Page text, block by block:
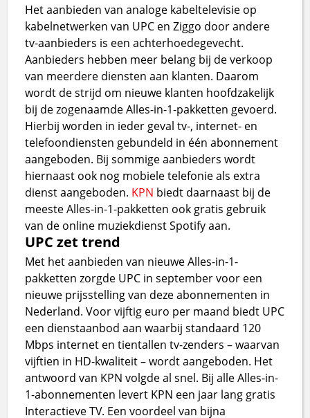
Het aanbieden van analoge kabeltelevisie op
kabelnetwerken van UPC en Ziggo door andere
tv-aanbieders is een achterhoedegevecht.
Aanbieders hebben meer belang bij de verkoop
van meerdere diensten aan klanten. Daarom
wordt de strijd om nieuwe klanten hoofdzakelijk
bij de zogenaamde Alles-in-1-pakketten gevoerd.
Hierbij worden in ieder geval tv-, internet- en
telefoondiensten gebundeld in één abonnement
aangeboden. Bij sommige aanbieders wordt
hiernaast ook nog mobiele telefonie als extra
dienst aangeboden. KPN biedt daarnaast bij de
meeste Alles-in-1-pakketten ook gratis gebruik
van de online muziekdienst Spotify aan.
UPC zet trend
Met het aanbieden van nieuwe Alles-in-1-
pakketten zorgde UPC in september voor een
nieuwe prijsstelling van deze abonnementen in
Nederland. Voor vijftig euro per maand biedt UPC
een dienstaanbod aan waarbij standaard 120
Mbps internet en tientallen tv-zenders – waarvan
vijftien in HD-kwaliteit – wordt aangeboden. Het
antwoord van KPN volgde al snel. Bij alle Alles-in-
1-abonnementen levert KPN een jaar lang gratis
Interactieve TV. Een voordeel van bijna